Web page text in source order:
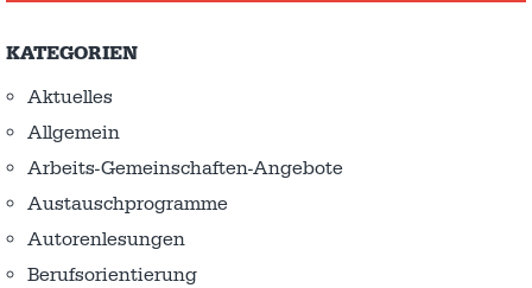
KATEGORIEN
Aktuelles
Allgemein
Arbeits-Gemeinschaften-Angebote
Austausch­programme
Autorenlesungen
Berufsorientierung